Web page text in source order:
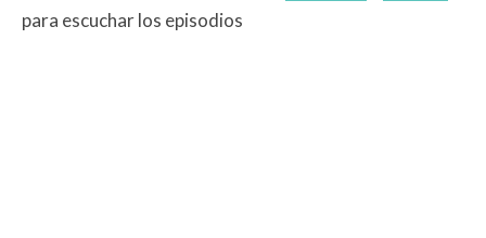
para escuchar los episodios